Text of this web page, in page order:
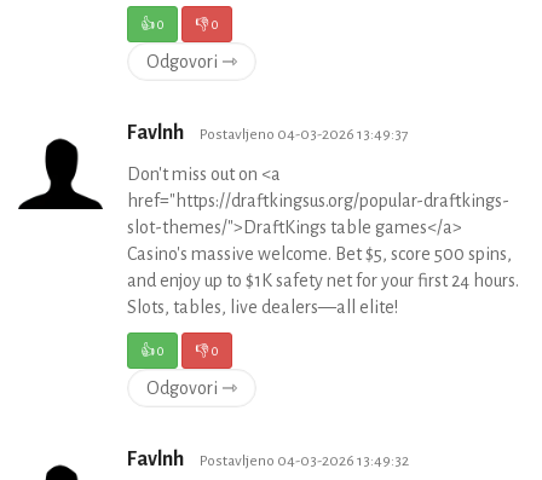
👍0 👎0
Odgovori ⇾
Favlnh Postavljeno 04-03-2026 13:49:37
Don't miss out on <a
href="https://draftkingsus.org/popular-draftkings-
slot-themes/">DraftKings table games</a>
Casino's massive welcome. Bet $5, score 500 spins,
and enjoy up to $1K safety net for your first 24 hours.
Slots, tables, live dealers—all elite!
👍0 👎0
Odgovori ⇾
Favlnh Postavljeno 04-03-2026 13:49:32